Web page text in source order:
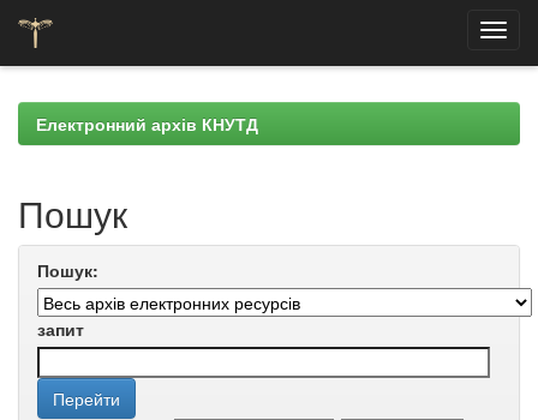
navigationЕлектронний архів КНУТД
Пошук
Пошук:
запит